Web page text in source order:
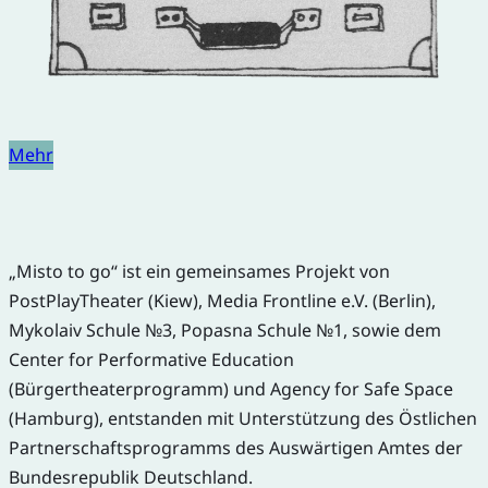
Mehr
„Misto to go“ ist ein gemeinsames Projekt von
PostPlayTheater (Kiew), Media Frontline e.V. (Berlin),
Mykolaiv Schule №3, Popasna Schule №1, sowie dem
Center for Performative Education
(Bürgertheaterprogramm) und Agency for Safe Space
(Hamburg), entstanden mit Unterstützung des Östlichen
Partnerschaftsprogramms des Auswärtigen Amtes der
Bundesrepublik Deutschland.